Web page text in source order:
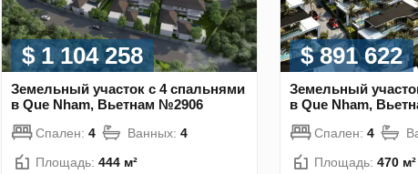
$ 1 104 258
Земельный участок с 4 спальнями
в Que Nham, Вьетнам №2906
Спален: 4 Ванных: 4
Площадь: 444 м²
$ 891 622
Земельный
в Que Nham,
Спален: 4
Площадь: 470 м²